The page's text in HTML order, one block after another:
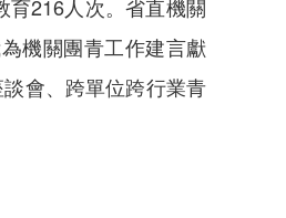
育216人次。省直機關
機關團青工作建言獻
會、跨單位跨行業青